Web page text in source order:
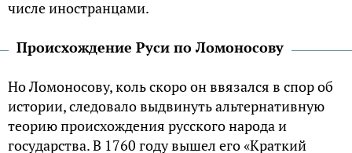
числе иностранцами.
Происхождение Руси по Ломоносову
Но Ломоносову, коль скоро он ввязался в спор об
истории, следовало выдвинуть альтернативную
теорию происхождения русского народа и
государства. В 1760 году вышел его «Краткий